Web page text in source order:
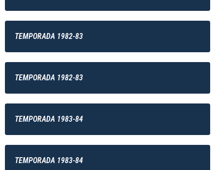
TEMPORADA 1982-83
TEMPORADA 1982-83
TEMPORADA 1983-84
TEMPORADA 1983-84